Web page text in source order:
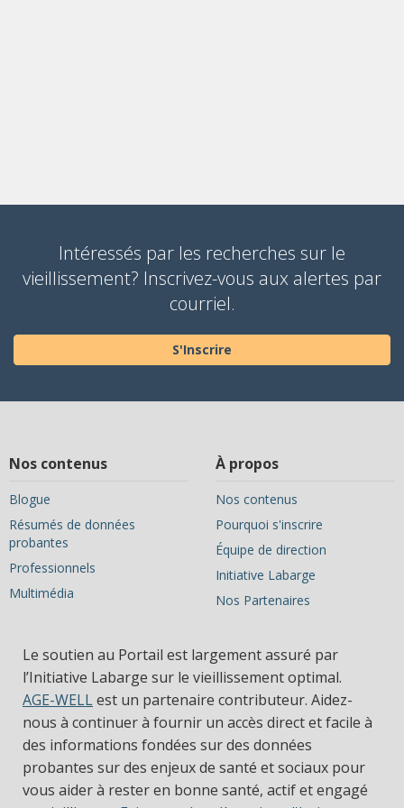
Intéressés par les recherches sur le
vieillissement? Inscrivez-vous aux alertes par
courriel.
S'Inscrire
Nos contenus
Blogue
Résumés de données
probantes
Professionnels
Multimédia
À propos
Nos contenus
Pourquoi s'inscrire
Équipe de direction
Initiative Labarge
Nos Partenaires
Le soutien au Portail est largement assuré par
l’Initiative Labarge sur le vieillissement optimal.
AGE-WELLest un partenaire contributeur. Aidez-
nous à continuer à fournir un accès direct et facile à
des informations fondées sur des données
probantes sur des enjeux de santé et sociaux pour
vous aider à rester en bonne santé, actif et engagé